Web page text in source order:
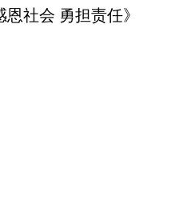
恩社会 勇担责任》